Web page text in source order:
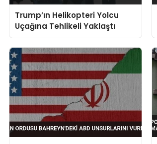
Trump’ın Helikopteri Yolcu
Uçağına Tehlikeli Yaklaştı